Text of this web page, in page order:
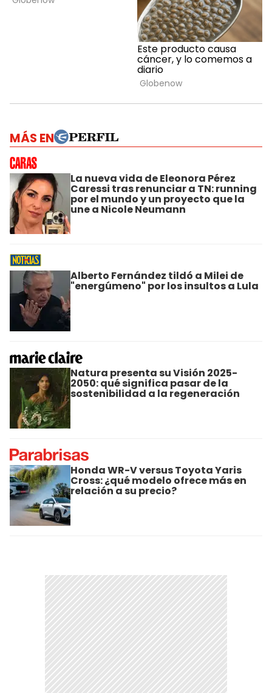
MÁS EN
La nueva vida de Eleonora Pérez
Caressi tras renunciar a TN: running
por el mundo y un proyecto que la
une a Nicole Neumann
Alberto Fernández tildó a Milei de
"energúmeno" por los insultos a Lula
Natura presenta su Visión 2025-
2050: qué significa pasar de la
sostenibilidad a la regeneración
Honda WR-V versus Toyota Yaris
Cross: ¿qué modelo ofrece más en
relación a su precio?